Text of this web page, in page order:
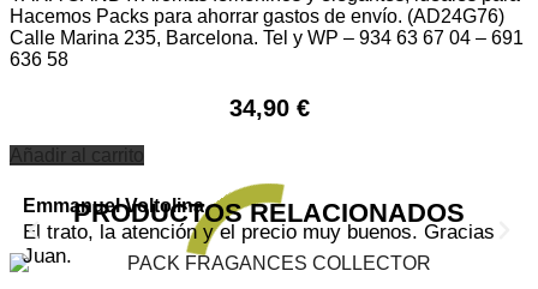
Hacemos Packs para ahorrar gastos de envío. (AD24G76)
Calle Marina 235, Barcelona. Tel y WP – 934 63 67 04 – 691
636 58
34,90 €
Añadir al carrito
Emmanuel Voltolina
El trato, la atención y el precio muy buenos. Gracias
Juan.
PRODUCTOS RELACIONADOS